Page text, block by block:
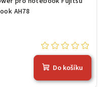
AH78
Do košíku